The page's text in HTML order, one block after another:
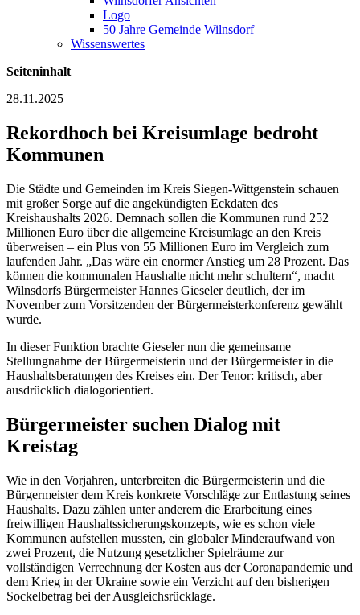
Logo
50 Jahre Gemeinde Wilnsdorf
Wissenswertes
Seiteninhalt
28.11.2025
Rekordhoch bei Kreisumlage bedroht
Kommunen
Die Städte und Gemeinden im Kreis Siegen-Wittgenstein schauen
mit großer Sorge auf die angekündigten Eckdaten des
Kreishaushalts 2026. Demnach sollen die Kommunen rund 252
Millionen Euro über die allgemeine Kreisumlage an den Kreis
überweisen – ein Plus von 55 Millionen Euro im Vergleich zum
laufenden Jahr. „Das wäre ein enormer Anstieg um 28 Prozent. Das
können die kommunalen Haushalte nicht mehr schultern“, macht
Wilnsdorfs Bürgermeister Hannes Gieseler deutlich, der im
November zum Vorsitzenden der Bürgermeisterkonferenz gewählt
wurde.
In dieser Funktion brachte Gieseler nun die gemeinsame
Stellungnahme der Bürgermeisterin und der Bürgermeister in die
Haushaltsberatungen des Kreises ein. Der Tenor: kritisch, aber
ausdrücklich dialogorientiert.
Bürgermeister suchen Dialog mit
Kreistag
Wie in den Vorjahren, unterbreiten die Bürgermeisterin und die
Bürgermeister dem Kreis konkrete Vorschläge zur Entlastung seines
Haushalts. Dazu zählen unter anderem die Erarbeitung eines
freiwilligen Haushaltssicherungskonzepts, wie es schon viele
Kommunen aufstellen mussten, ein globaler Minderaufwand von
zwei Prozent, die Nutzung gesetzlicher Spielräume zur
vollständigen Verrechnung der Kosten aus der Coronapandemie und
dem Krieg in der Ukraine sowie ein Verzicht auf den bisherigen
Sockelbetrag bei der Ausgleichsrücklage.